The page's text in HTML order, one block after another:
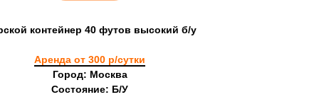
контейнер 40 футов высокий б/у
Аренда от 300 р/сутки
Город: Москва
Состояние: Б/У